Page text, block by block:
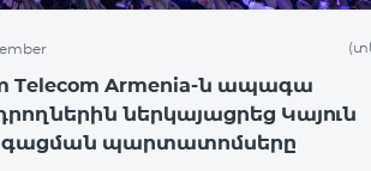
Telecom Armenia-ն ապագա
ներկայացրեց Կայուն
պարտատոմսերը